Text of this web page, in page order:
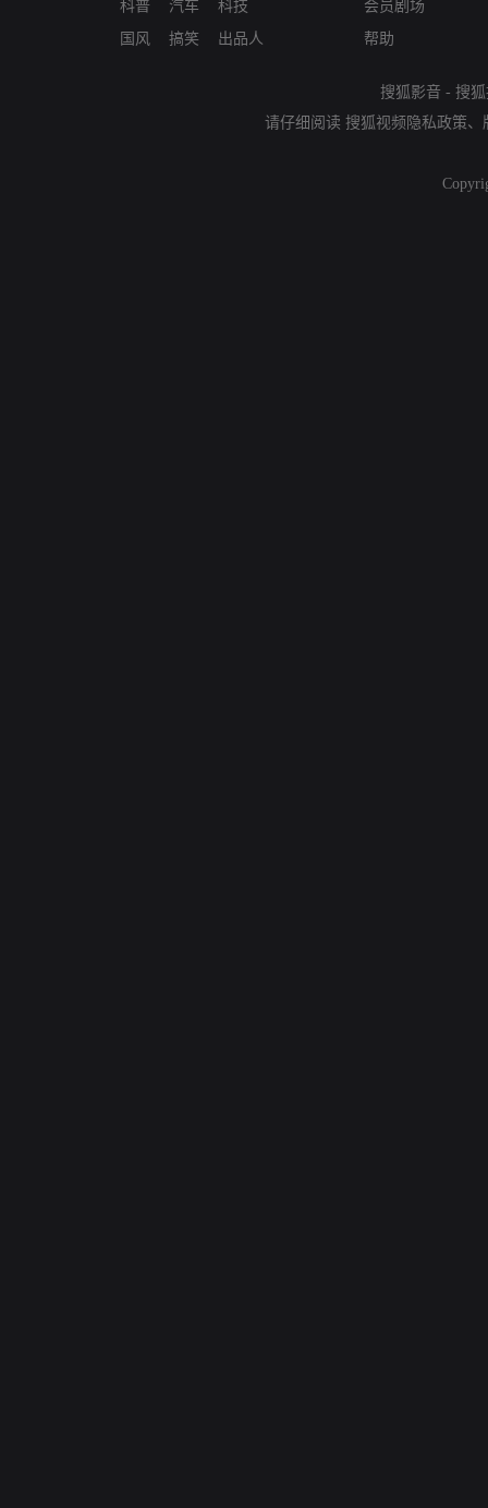
科普
国风
汽车
搞笑
科技
出品人
会员剧场
帮助
搜狐影音 - 搜
请仔细阅读 搜狐视频隐私政策、